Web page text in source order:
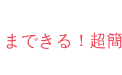
できる！超